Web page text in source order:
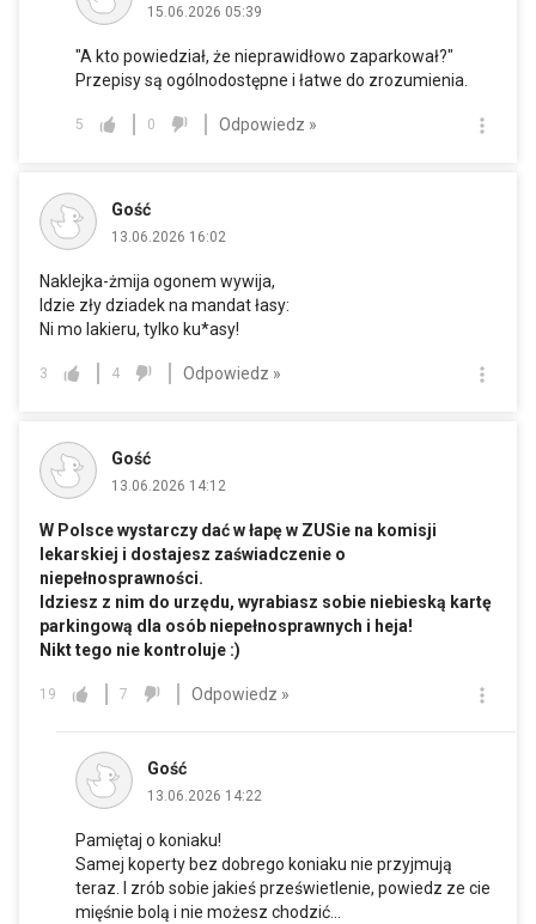
15.06.2026 05:39
"A kto powiedział, że nieprawidłowo zaparkował?"
Przepisy są ogólnodostępne i łatwe do zrozumienia.
5 0 Odpowiedz »
Gość
13.06.2026 16:02
Naklejka-żmija ogonem wywija,
Idzie zły dziadek na mandat łasy:
Ni mo lakieru, tylko ku*asy!
3 4 Odpowiedz »
Gość
13.06.2026 14:12
W Polsce wystarczy dać w łapę w ZUSie na komisji
lekarskiej i dostajesz zaświadczenie o
niepełnosprawności.
Idziesz z nim do urzędu, wyrabiasz sobie niebieską kartę
parkingową dla osób niepełnosprawnych i heja!
Nikt tego nie kontroluje :)
19 7 Odpowiedz »
Gość
13.06.2026 14:22
Pamiętaj o koniaku!
Samej koperty bez dobrego koniaku nie przyjmują
teraz. I zrób sobie jakieś prześwietlenie, powiedz ze cie
mięśnie bolą i nie możesz chodzić...